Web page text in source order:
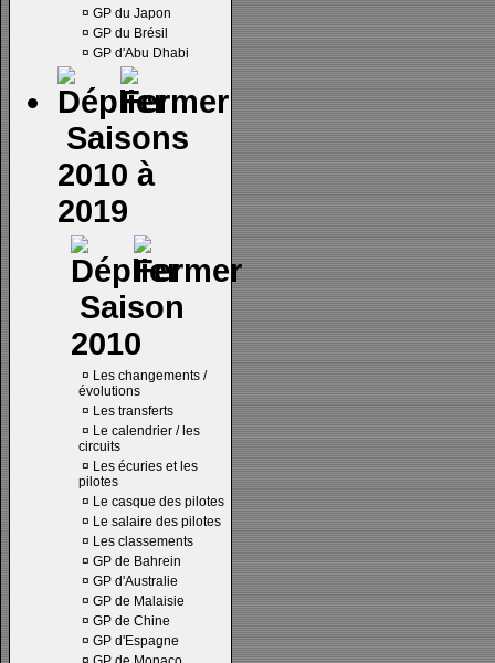
¤ GP du Japon
¤ GP du Brésil
¤ GP d'Abu Dhabi
Saisons
2010 à
2019
Saison
2010
¤ Les changements /
évolutions
¤ Les transferts
¤ Le calendrier / les
circuits
¤ Les écuries et les
pilotes
¤ Le casque des pilotes
¤ Le salaire des pilotes
¤ Les classements
¤ GP de Bahrein
¤ GP d'Australie
¤ GP de Malaisie
¤ GP de Chine
¤ GP d'Espagne